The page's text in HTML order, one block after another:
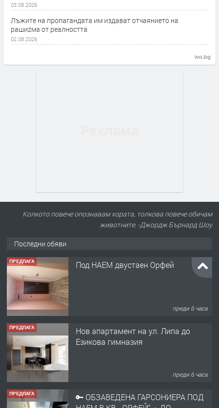
03.08.2026
Лъжите на пропагандата им издават отчаянието на
рашиzма от реалността
02.08.2026
ivo.bg
Колкото повече опознавам хората, толкова повече обичам
животните. -Джордж Бърнард Шоу
Последни обяви
ПРЕДЛАГА Под НАЕМ двустаен Орфей
преди 6 часа
ПРЕДЛАГА
Нов апартамент на ул. Липа до
Езикова гимназия
преди 6 часа
ПРЕДЛАГА
🔑 ОБЗАВЕДЕНА ГАРСОНИЕРА ПОД